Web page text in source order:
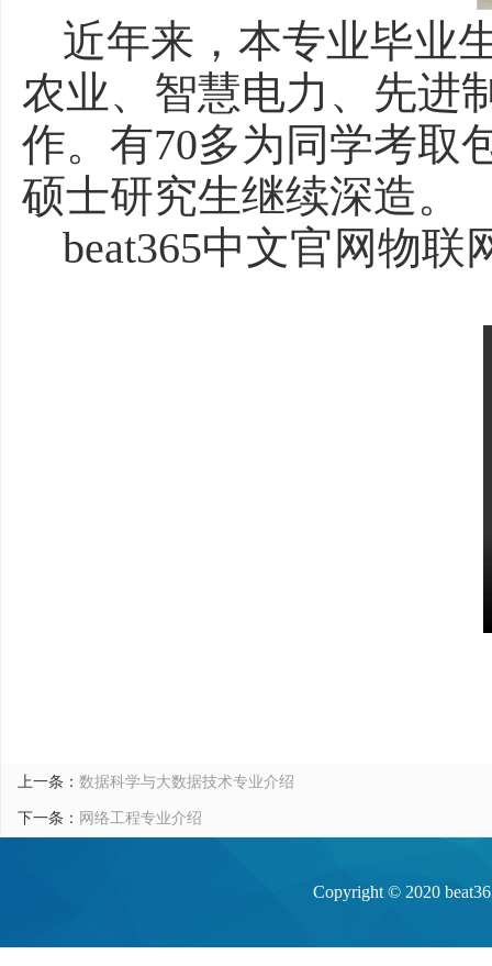
近年来，本专业毕业
农业、智慧电力、先进
作。有70多为同学考取
硕士研究生继续深造。
beat365中文官网物
上一条： 数据科学与大数据技术专业介绍
下一条： 网络工程专业介绍
Copyright © 2020